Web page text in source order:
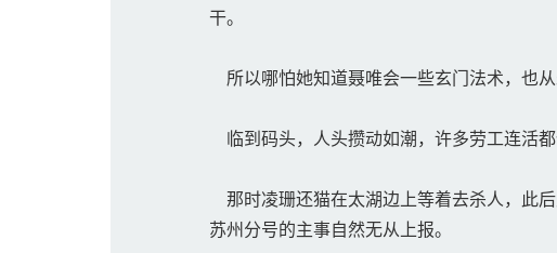
干。
所以哪怕她知道聂唯会一些玄门法术，也
临到码头，人头攒动如潮，许多劳工连活
那时凌珊还猫在太湖边上等着去杀人，此
苏州分号的主事自然无从上报。